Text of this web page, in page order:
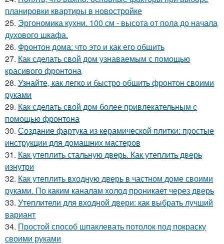
планировки квартиры в новостройке
25. Эргономика кухни. 100 см - высота от пола до начала
духового шкафа.
26. Фронтон дома: что это и как его обшить
27. Как сделать свой дом узнаваемым с помощью
красивого фронтона
28. Узнайте, как легко и быстро обшить фронтон своими
руками
29. Как сделать свой дом более привлекательным с
помощью фронтона
30. Создание фартука из керамической плитки: простые
инструкции для домашних мастеров
31. Как утеплить стальную дверь. Как утеплить дверь
изнутри
32. Как утеплить входную дверь в частном доме своими
руками. По каким каналам холод проникает через дверь
33. Утеплители для входной двери: как выбрать лучший
вариант
34. Простой способ шпаклевать потолок под покраску
своими руками